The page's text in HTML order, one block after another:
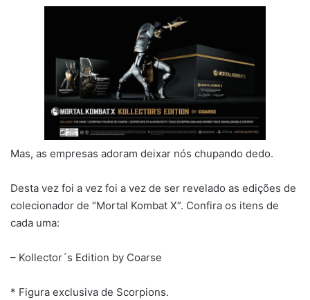
Mas, as empresas adoram deixar nós chupando dedo.
Desta vez foi a vez foi a vez de ser revelado as edições de
colecionador de “Mortal Kombat X”. Confira os itens de
cada uma:
– Kollector´s Edition by Coarse
* Figura exclusiva de Scorpions.